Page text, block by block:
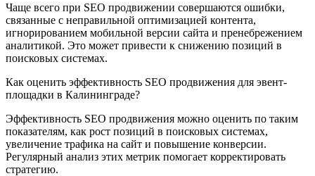
Чаще всего при SEO продвижении совершаются ошибки,
связанные с неправильной оптимизацией контента,
игнорированием мобильной версии сайта и пренебрежением
аналитикой. Это может привести к снижению позиций в
поисковых системах.
Как оценить эффективность SEO продвижения для эвент-
площадки в Калининграде?
Эффективность SEO продвижения можно оценить по таким
показателям, как рост позиций в поисковых системах,
увеличение трафика на сайт и повышение конверсии.
Регулярный анализ этих метрик помогает корректировать
стратегию.